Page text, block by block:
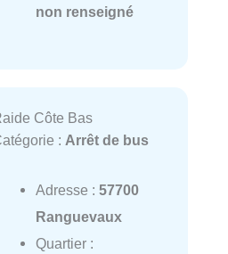
non renseigné
Côte Bas
: Arrêt de bus
Adresse : 57700
Ranguevaux
Quartier :